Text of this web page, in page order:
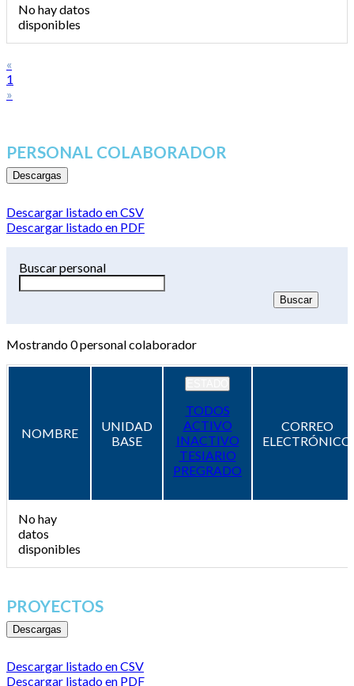
No hay datos
disponibles
«
1
»
PERSONAL COLABORADOR
Descargas
Descargar listado en CSV
Descargar listado en PDF
Buscar personal
Mostrando0personal colaborador
NOMBRE
UNIDAD
BASE
TODOS
ACTIVO
INACTIVO
TESIARIO
PREGRADO
CORREO
ELECTRÓNICO
No hay
datos
disponibles
PROYECTOS
Descargas
Descargar listado en CSV
Descargar listado en PDF